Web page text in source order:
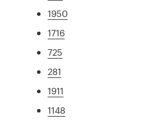
1950
1716
725
281
1911
1148